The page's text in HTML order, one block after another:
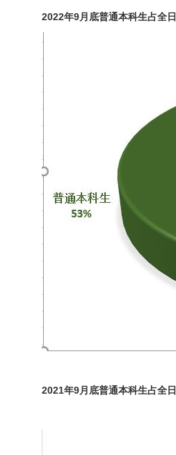
2022年9月底普通本科生占全
2021年9月底普通本科生占全